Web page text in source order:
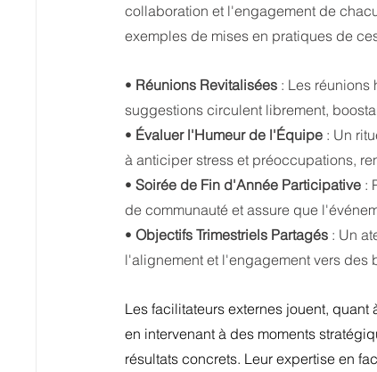
collaboration et l'engagement de
exemples de mises en pratiques de
• Réunions Revitalisées : Les réunions
suggestions circulent librement,
• Évaluer l'Humeur de l'Équipe : Un
à anticiper stress et préoccupations,
• Soirée de Fin d'Année Participative :
de communauté et assure que
• Objectifs Trimestriels Partagés : Un
l'alignement et l'engagement vers des
Les facilitateurs externes jouent,
en intervenant à des moments
résultats concrets. Leur expertise en